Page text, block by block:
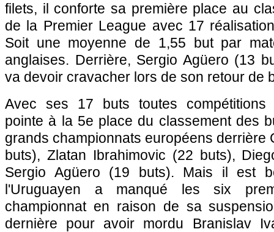
filets, il conforte sa première place au
de la Premier League avec 17
Soit une moyenne de 1,55 but par
anglaises. Derrière, Sergio Agüero (13
va devoir cravacher lors de son retour de
Avec ses 17 buts toutes compétitions
pointe à la 5e place du classement des
grands championnats européens derrière
buts), Zlatan Ibrahimovic (22 buts),
Sergio Agüero (19 buts). Mais il est
l'Uruguayen a manqué les six
championnat en raison de sa
dernière pour avoir mordu Branislav